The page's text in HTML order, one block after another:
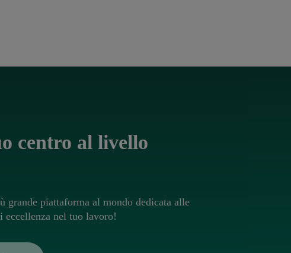
centro al livello
piattaforma al mondo dedicata alle
nel tuo lavoro!